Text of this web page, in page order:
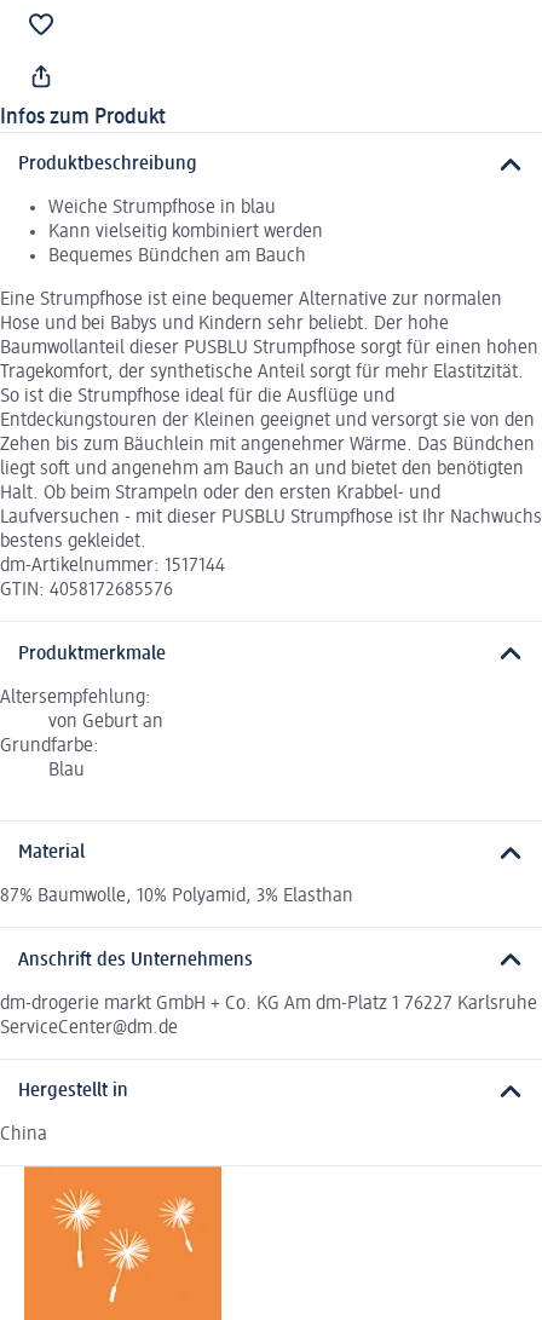
Infos zum Produkt
Produktbeschreibung
Weiche Strumpfhose in blau
Kann vielseitig kombiniert werden
Bequemes Bündchen am Bauch
Eine Strumpfhose ist eine bequemer Alternative zur normalen
Hose und bei Babys und Kindern sehr beliebt. Der hohe
Baumwollanteil dieser PUSBLU Strumpfhose sorgt für einen hohen
Tragekomfort, der synthetische Anteil sorgt für mehr Elastitzität.
So ist die Strumpfhose ideal für die Ausflüge und
Entdeckungstouren der Kleinen geeignet und versorgt sie von den
Zehen bis zum Bäuchlein mit angenehmer Wärme. Das Bündchen
liegt soft und angenehm am Bauch an und bietet den benötigten
Halt. Ob beim Strampeln oder den ersten Krabbel- und
Laufversuchen - mit dieser PUSBLU Strumpfhose ist Ihr Nachwuchs
bestens gekleidet.
dm-Artikelnummer: 1517144
GTIN: 4058172685576
Produktmerkmale
Altersempfehlung:
von Geburt an
Grundfarbe:
Blau
Material
87% Baumwolle, 10% Polyamid, 3% Elasthan
Anschrift des Unternehmens
dm-drogerie markt GmbH + Co. KG Am dm-Platz 1 76227 Karlsruhe
ServiceCenter@dm.de
Hergestellt in
China